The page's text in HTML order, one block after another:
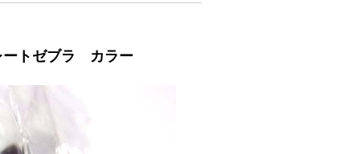
トゼブラ カラー